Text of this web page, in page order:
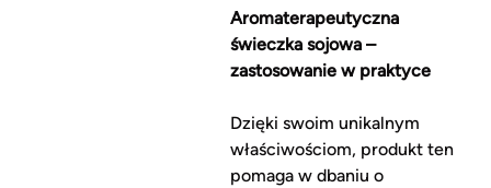
Aromaterapeutyczna
świeczka sojowa –
zastosowanie w praktyce
Dzięki swoim unikalnym
właściwościom, produkt ten
pomaga w dbaniu o